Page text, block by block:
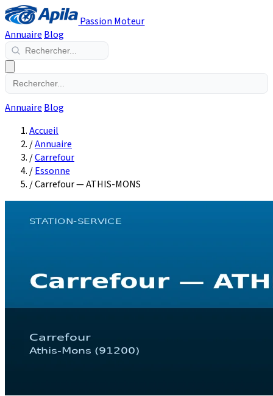
Passion Moteur
Annuaire Blog
Annuaire Blog
Accueil
/Annuaire
/Carrefour
/Essonne
/Carrefour — ATHIS-MONS